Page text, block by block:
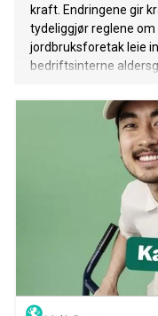
kraft. Endringene gir
tydeliggjør reglene
jordbruksforetak leie
bedriftsinterne